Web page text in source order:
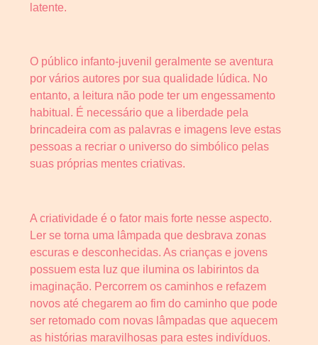
latente.
O público infanto-juvenil geralmente se aventura
por vários autores por sua qualidade lúdica. No
entanto, a leitura não pode ter um engessamento
habitual. É necessário que a liberdade pela
brincadeira com as palavras e imagens leve estas
pessoas a recriar o universo do simbólico pelas
suas próprias mentes criativas.
A criatividade é o fator mais forte nesse aspecto.
Ler se torna uma lâmpada que desbrava zonas
escuras e desconhecidas. As crianças e jovens
possuem esta luz que ilumina os labirintos da
imaginação. Percorrem os caminhos e refazem
novos até chegarem ao fim do caminho que pode
ser retomado com novas lâmpadas que aquecem
as histórias maravilhosas para estes indivíduos.